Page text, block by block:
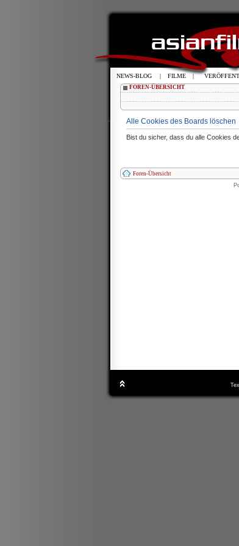
FOREN-ÜBERSICHT
Alle Cookies des Boards löschen
Bist du sicher, dass du alle Cookies
Foren-Übersicht
NEWS-BLOG | FILME |